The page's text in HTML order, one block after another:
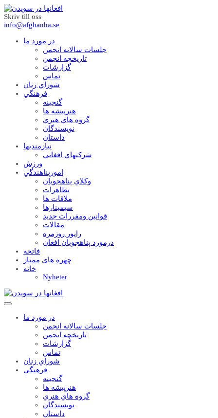
Skriv till oss
info@afghanha.se
در مورد ما
جلسات سالانه انجمن
تاریخچه انجمن
گزارشات
تماس
شوراي زنان
فرهنگي
گنجينه
هنرپيشه ها
گروه هاي هنري
نويسندگان
داستان
نيازمنديها
شرکتهاي افغاني
ورزش
امورپناهندگي
وکلاي پناهجويان
تظاهرات
ملاقات ها
سيمينارها
قوانين ومقررات جديد
مقالات
راپور روزمره
درمورد پناهجويان افغان
فاتحه
چهره های ممتاز
خانه
Nyheter
در مورد ما
جلسات سالانه انجمن
تاریخچه انجمن
گزارشات
تماس
شوراي زنان
فرهنگي
گنجينه
هنرپيشه ها
گروه هاي هنري
نويسندگان
داستان